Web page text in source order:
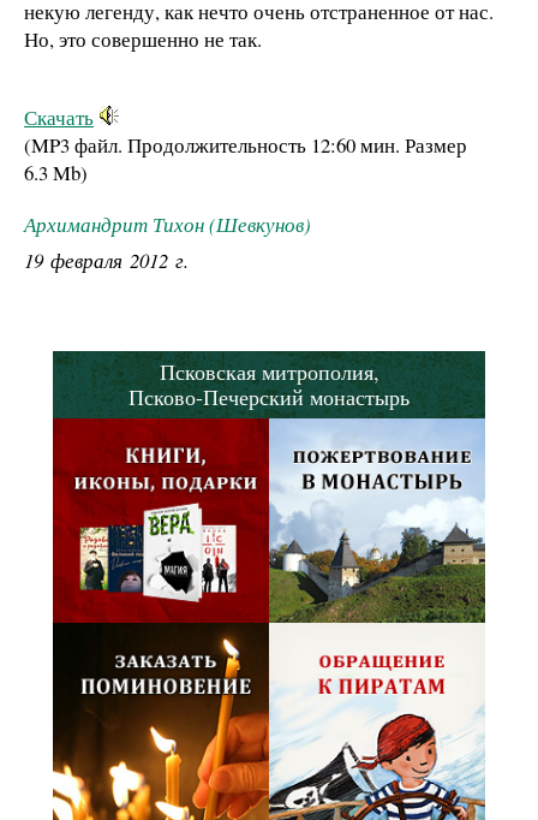
некую легенду, как нечто очень отстраненное от нас.
Но, это совершенно не так.
Скачать
(MP3 файл. Продолжительность 12:60 мин. Размер
6.3 Mb)
Архимандрит Тихон (Шевкунов)
19 февраля 2012 г.
Псковская митрополия,
Псково-Печерский монастырь